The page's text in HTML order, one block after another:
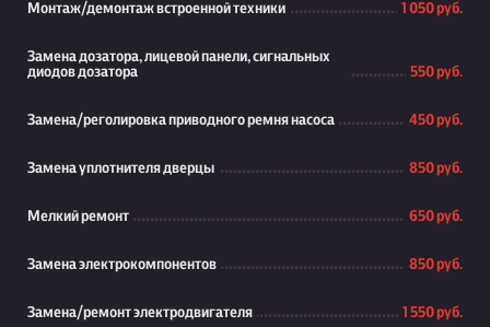
Монтаж/демонтаж встроенной техники 1 050 руб.
Замена дозатора, лицевой панели, сигнальных
диодов дозатора
550 руб.
Замена/реголировка приводного ремня насоса 450 руб.
Замена уплотнителя дверцы 850 руб.
Мелкий ремонт 650 руб.
Замена электрокомпонентов 850 руб.
Замена/ремонт электродвигателя 1 550 руб.